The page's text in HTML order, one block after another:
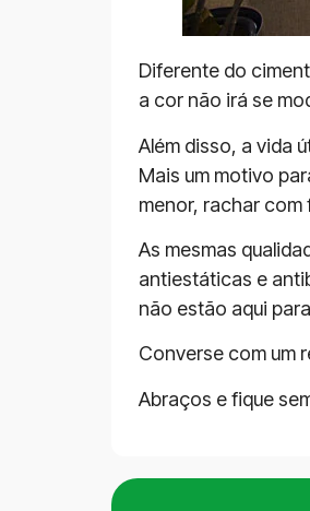
Diferente do
a cor não irá se
Além disso, a vida
Mais um motivo
menor, rachar
As mesmas
antiestáticas e
não estão aqui
Converse com um
Abraços e fique